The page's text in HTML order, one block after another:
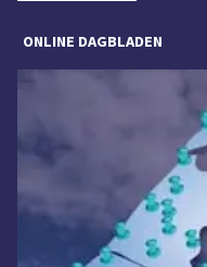
ONLINE DAGBLADEN